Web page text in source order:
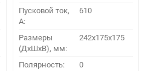
Пусковой ток,
A:
610
Размеры
(ДхШхВ), мм:
242x175x175
Полярность: 0